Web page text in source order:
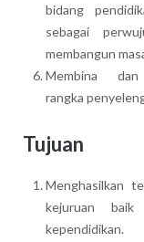
bidang
sebagai
membangun
Membina
rangka
Tujuan
Menghasilkan
kejuruan baik
kependidikan.